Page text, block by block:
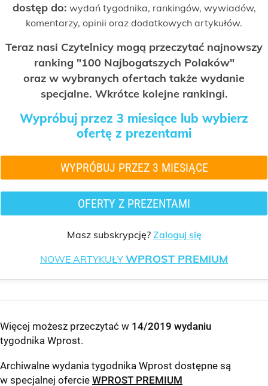
dostęp do: wydań tygodnika, rankingów, wywiadów,
komentarzy, opinii oraz dodatkowych artykułów.
Teraz nasi Czytelnicy mogą przeczytać najnowszy
ranking "100 Najbogatszych Polaków"
oraz w wybranych ofertach także wydanie
specjalne. Wkrótce kolejne rankingi.
Wypróbuj przez 3 miesiące lub wybierz
ofertę z prezentami
WYPRÓBUJ PRZEZ 3 MIESIĄCE
OFERTY Z PREZENTAMI
Masz subskrypcję? Zaloguj się
NOWE ARTYKUŁY WPROST PREMIUM
Więcej możesz przeczytać w 14/2019 wydaniu
tygodnika Wprost.
Archiwalne wydania tygodnika Wprost dostępne są
w specjalnej ofercie WPROST PREMIUM